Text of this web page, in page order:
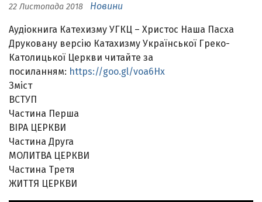
22 Листопада 2018 Новини
Аудіокнига Катехизму УГКЦ – Христос Наша Пасха
Друковану версію Катахизму Української Греко-
Католицької Церкви читайте за
посиланням: https://goo.gl/voa6Hx
Зміст
ВСТУП
Частина Перша
ВІРА ЦЕРКВИ
Частина Друга
МОЛИТВА ЦЕРКВИ
Частина Третя
ЖИТТЯ ЦЕРКВИ